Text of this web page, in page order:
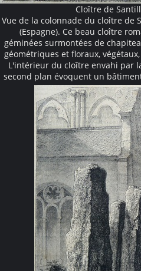
Cloître de
Vue de la colonnade du cloître de
(Espagne). Ce beau cloître
géminées surmontées de
géométriques et floraux,
L'intérieur du cloître envahi par
second plan évoquent un